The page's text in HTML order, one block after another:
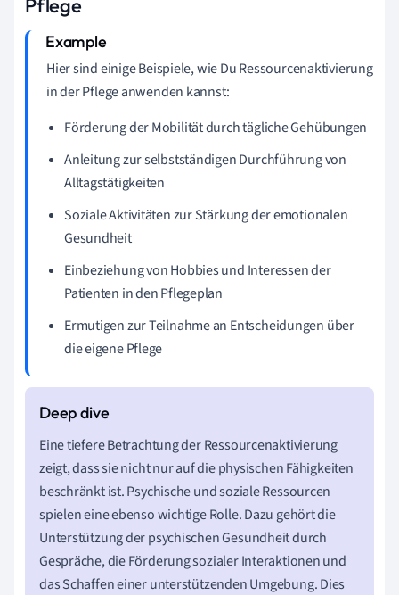
Pflege
Hier sind einige Beispiele, wie Du Ressourcenaktivierung
in der Pflege anwenden kannst:
Förderung der Mobilität durch tägliche Gehübungen
Anleitung zur selbstständigen Durchführung von
Alltagstätigkeiten
Soziale Aktivitäten zur Stärkung der emotionalen
Gesundheit
Einbeziehung von Hobbies und Interessen der
Patienten in den Pflegeplan
Ermutigen zur Teilnahme an Entscheidungen über
die eigene Pflege
Eine tiefere Betrachtung der Ressourcenaktivierung
zeigt, dass sie nicht nur auf die physischen Fähigkeiten
beschränkt ist. Psychische und soziale Ressourcen
spielen eine ebenso wichtige Rolle. Dazu gehört die
Unterstützung der psychischen Gesundheit durch
Gespräche, die Förderung sozialer Interaktionen und
das Schaffen einer unterstützenden Umgebung. Dies